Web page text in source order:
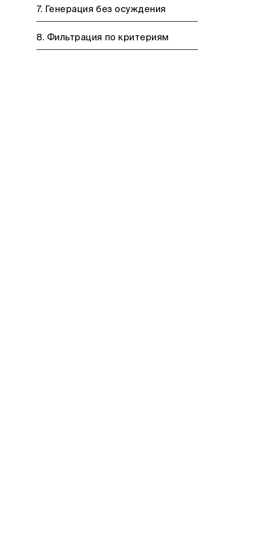
7. Генерация без осуждения
8. Фильтрация по критериям